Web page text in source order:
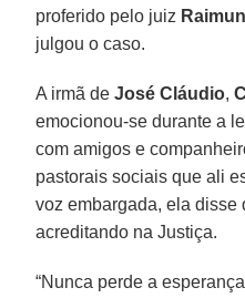
proferido pelo juiz
julgou o caso.
A irmã deJosé Cláudio,
emocionou-se durante a
com amigos e
pastorais sociais que ali
voz embargada, ela disse
acreditando na Justiça.
“Nunca perde a